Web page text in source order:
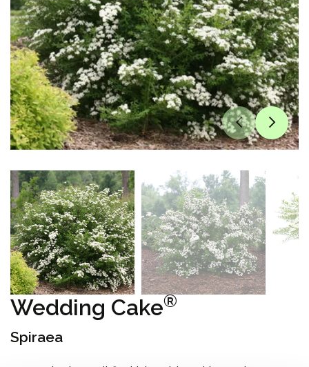
Wedding Cake®
Spiraea